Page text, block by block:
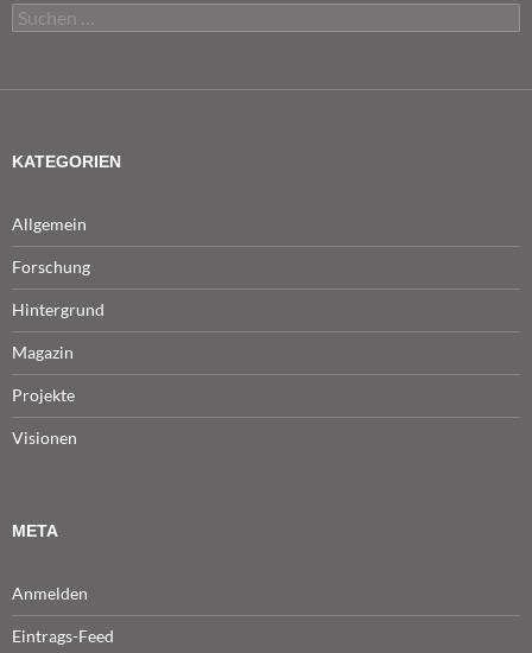
Suchen
nach:
KATEGORIEN
Allgemein
Forschung
Hintergrund
Magazin
Projekte
Visionen
META
Anmelden
Eintrags-Feed